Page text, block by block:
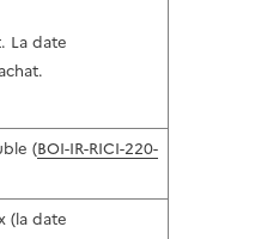
La date
(BOI-IR-RICI-220-
(la date